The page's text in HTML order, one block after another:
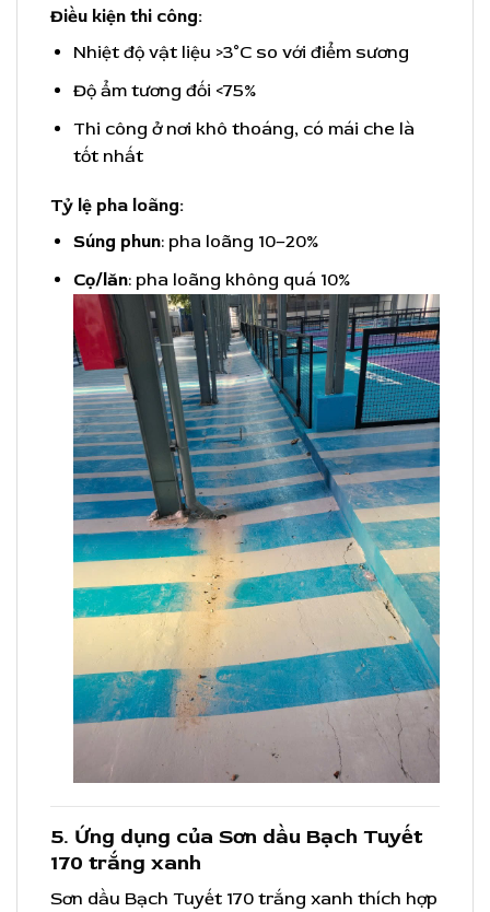
Điều kiện thi công:
Nhiệt độ vật liệu >3°C so với điểm sương
Độ ẩm tương đối <75%
Thi công ở nơi khô thoáng, có mái che là
tốt nhất
Tỷ lệ pha loãng:
Súng phun: pha loãng 10–20%
Cọ/lăn: pha loãng không quá 10%
5. Ứng dụng của Sơn dầu Bạch Tuyết
170 trắng xanh
Sơn dầu Bạch Tuyết 170 trắng xanh thích hợp